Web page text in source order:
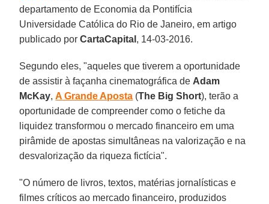
departamento de Economia da Pontifícia
Universidade Católica do Rio de Janeiro, em artigo
publicado porCartaCapital , 14-03-2016.
Segundo eles, "aqueles que tiverem a oportunidade
de assistir à façanha cinematográfica de Adam
McKay,A Grande Aposta (The Big Short), terão a
oportunidade de compreender como o fetiche da
liquidez transformou o mercado financeiro em uma
pirâmide de apostas simultâneas na valorização e na
desvalorização da riqueza fictícia".
"O número de livros, textos, matérias jornalísticas e
filmes críticos ao mercado financeiro, produzidos